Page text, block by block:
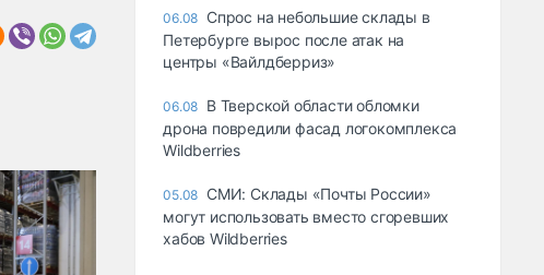
06.08 Спрос на небольшие склады в
Петербурге вырос после атак на
центры «Вайлдберриз»
06.08 В Тверской области обломки
дрона повредили фасад логокомплекса
Wildberries
05.08 СМИ: Склады «Почты России»
могут использовать вместо сгоревших
хабов Wildberries